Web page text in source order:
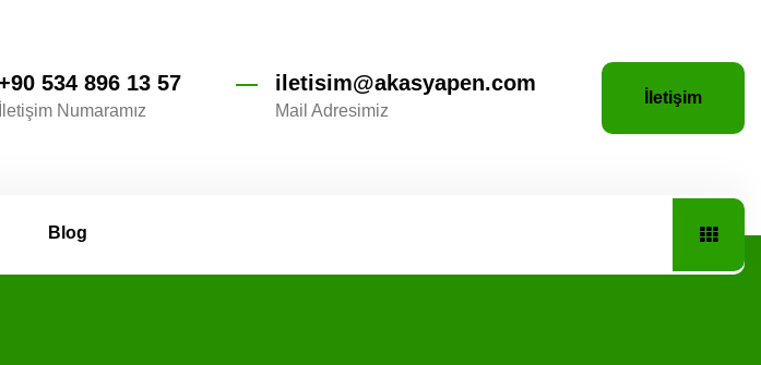
534 896 13 57
İletişim Numaramız
iletisim@akasyapen.com
Mail Adresimiz
İletişim
Blog